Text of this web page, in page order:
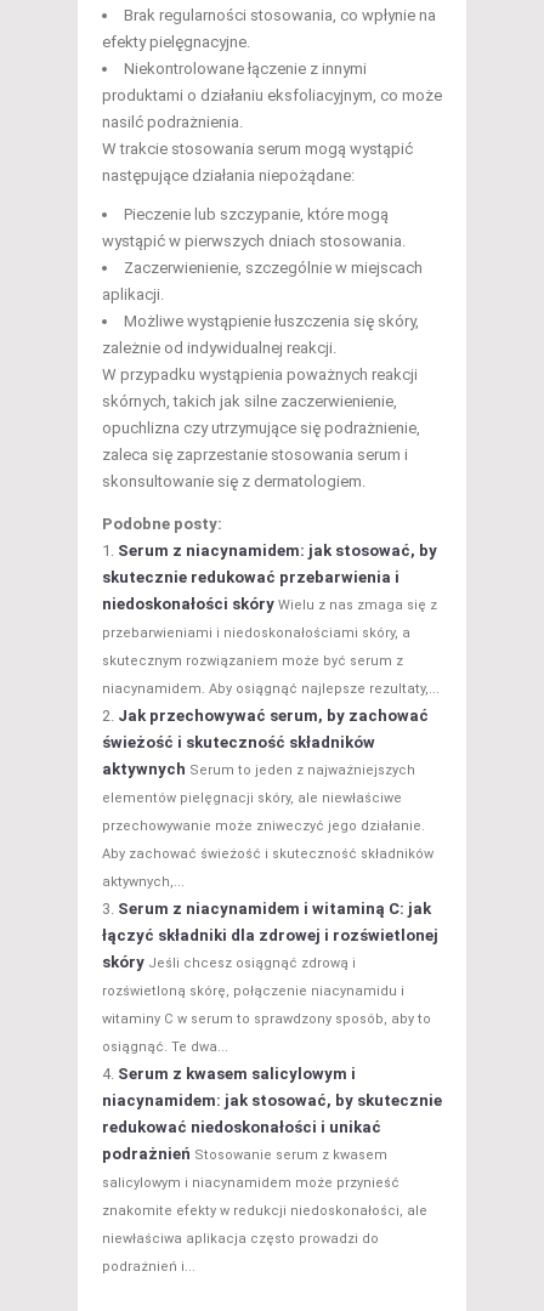
Brak regularności stosowania, co wpłynie na
efekty pielęgnacyjne.
Niekontrolowane łączenie z innymi
produktami o działaniu eksfoliacyjnym, co może
nasilć podrażnienia.
W trakcie stosowania serum mogą wystąpić
następujące działania niepożądane:
Pieczenie lub szczypanie, które mogą
wystąpić w pierwszych dniach stosowania.
Zaczerwienienie, szczególnie w miejscach
aplikacji.
Możliwe wystąpienie łuszczenia się skóry,
zależnie od indywidualnej reakcji.
W przypadku wystąpienia poważnych reakcji
skórnych, takich jak silne zaczerwienienie,
opuchlizna czy utrzymujące się podrażnienie,
zaleca się zaprzestanie stosowania serum i
skonsultowanie się z dermatologiem.
Podobne posty:
Serum z niacynamidem: jak stosować, by
skutecznie redukować przebarwienia i
niedoskonałości skóry Wielu z nas zmaga się z
przebarwieniami i niedoskonałościami skóry, a
skutecznym rozwiązaniem może być serum z
niacynamidem. Aby osiągnąć najlepsze rezultaty,...
Jak przechowywać serum, by zachować
świeżość i skuteczność składników
aktywnych Serum to jeden z najważniejszych
elementów pielęgnacji skóry, ale niewłaściwe
przechowywanie może zniweczyć jego działanie.
Aby zachować świeżość i skuteczność składników
aktywnych,...
Serum z niacynamidem i witaminą C: jak
łączyć składniki dla zdrowej i rozświetlonej
skóry Jeśli chcesz osiągnąć zdrową i
rozświetloną skórę, połączenie niacynamidu i
witaminy C w serum to sprawdzony sposób, aby to
osiągnąć. Te dwa...
Serum z kwasem salicylowym i
niacynamidem: jak stosować, by skutecznie
redukować niedoskonałości i unikać
podrażnień Stosowanie serum z kwasem
salicylowym i niacynamidem może przynieść
znakomite efekty w redukcji niedoskonałości, ale
niewłaściwa aplikacja często prowadzi do
podrażnień i...